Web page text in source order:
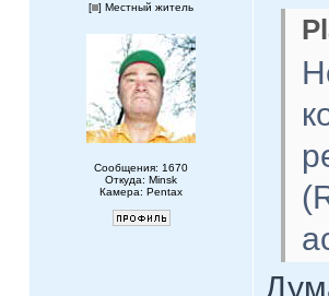
[ ] Местный житель
Сообщения: 1670
Откуда: Minsk
Камера: Pentax